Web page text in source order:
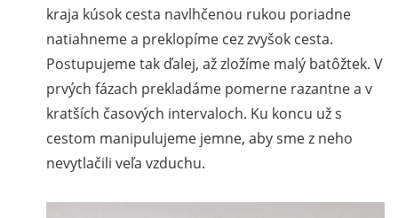
kraja kúsok cesta navlhčenou rukou poriadne
natiahneme a preklopíme cez zvyšok cesta.
Postupujeme tak ďalej, až zložíme malý batôžtek. V
prvých fázach prekladáme pomerne razantne a v
kratších časových intervaloch. Ku koncu už s
cestom manipulujeme jemne, aby sme z neho
nevytlačili veľa vzduchu.